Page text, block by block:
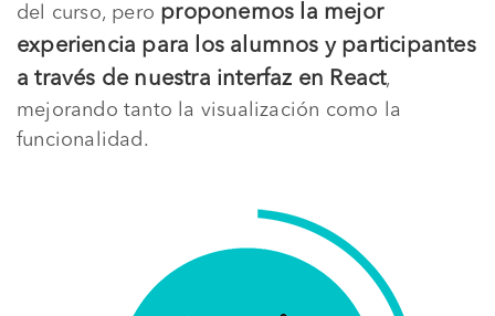
del curso, pero proponemos la mejor
experiencia para los alumnos y participantes
a través de nuestra interfaz en React,
mejorando tanto la visualización como la
funcionalidad.